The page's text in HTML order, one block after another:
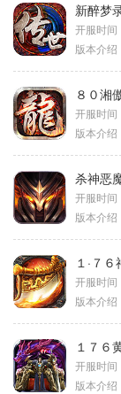
新醉梦
开服时间
版本介绍
８０湘
开服时间
版本介绍
杀神恶
开服时间
版本介绍
１·７
开服时间
版本介绍
１７６
开服时间
版本介绍